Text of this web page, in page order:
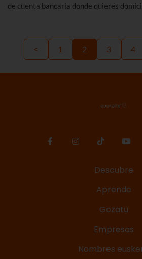
de cuenta bancaria donde quieres
< 1 2 3 4
Descubre
Aprende
Gozatu
Empresas
Nombres